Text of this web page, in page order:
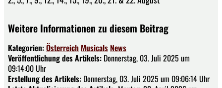
Weitere Informationen zu diesem Beitrag
Kategorien:Österreich Musicals News
Veröffentlichung des Artikels: Donnerstag, 03. Juli 2025 um
09:14:00 Uhr
Erstellung des Artikels: Donnerstag, 03. Juli 2025 um 09:06:14 Uhr